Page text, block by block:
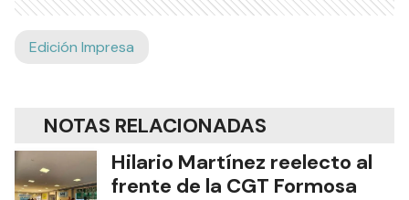
Edición Impresa
NOTAS RELACIONADAS
Hilario Martínez reelecto al
frente de la CGT Formosa